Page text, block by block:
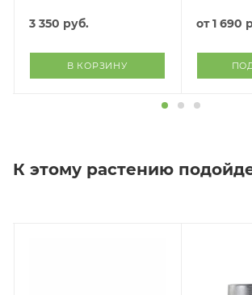
3 350 руб.
В КОРЗИНУ
от1 690
К этому растению